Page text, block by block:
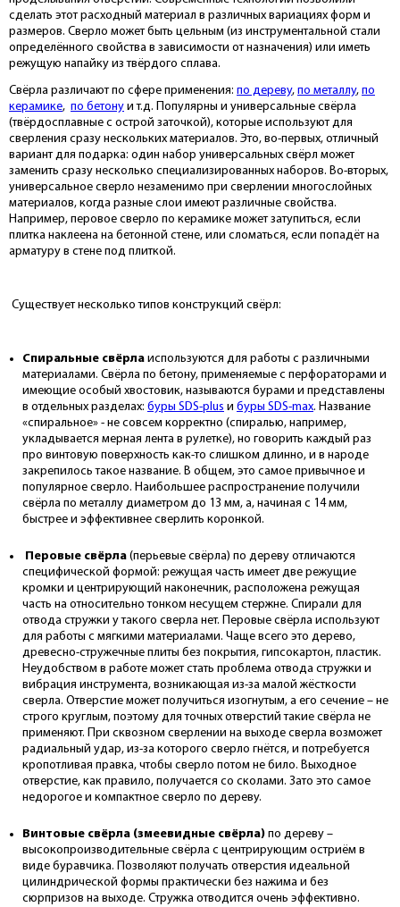
сделать этот расходный материал в различных вариациях форм и
размеров. Сверло может быть цельным (из инструментальной стали
определённого свойства в зависимости от назначения) или иметь
режущую напайку из твёрдого сплава.
Свёрла различают по сфере применения: по дереву, по металлу, по
керамике, по бетону и т.д. Популярны и универсальные свёрла
(твёрдосплавные с острой заточкой), которые используют для
сверления сразу нескольких материалов. Это, во-первых, отличный
вариант для подарка: один набор универсальных свёрл может
заменить сразу несколько специализированных наборов. Во-вторых,
универсальное сверло незаменимо при сверлении многослойных
материалов, когда разные слои имеют различные свойства.
Например, перовое сверло по керамике может затупиться, если
плитка наклеена на бетонной стене, или сломаться, если попадёт на
арматуру в стене под плиткой.
Существует несколько типов конструкций свёрл:
Спиральные свёрла используются для работы с различными
материалами. Свёрла по бетону, применяемые с перфораторами и
имеющие особый хвостовик, называются бурами и представлены
в отдельных разделах: буры SDS-plus и буры SDS-max. Название
«спиральное» - не совсем корректно (спиралью, например,
укладывается мерная лента в рулетке), но говорить каждый раз
про винтовую поверхность как-то слишком длинно, и в народе
закрепилось такое название. В общем, это самое привычное и
популярное сверло. Наибольшее распространение получили
свёрла по металлу диаметром до 13 мм, а, начиная с 14 мм,
быстрее и эффективнее сверлить коронкой.
Перовые свёрла (перьевые свёрла) по дереву отличаются
специфической формой: режущая часть имеет две режущие
кромки и центрирующий наконечник, расположена режущая
часть на относительно тонком несущем стержне. Спирали для
отвода стружки у такого сверла нет. Перовые свёрла используют
для работы с мягкими материалами. Чаще всего это дерево,
древесно-стружечные плиты без покрытия, гипсокартон, пластик.
Неудобством в работе может стать проблема отвода стружки и
вибрация инструмента, возникающая из-за малой жёсткости
сверла. Отверстие может получиться изогнутым, а его сечение – не
строго круглым, поэтому для точных отверстий такие свёрла не
применяют. При сквозном сверлении на выходе сверла возможет
радиальный удар, из-за которого сверло гнётся, и потребуется
кропотливая правка, чтобы сверло потом не било. Выходное
отверстие, как правило, получается со сколами. Зато это самое
недорогое и компактное сверло по дереву.
Винтовые свёрла (змеевидные свёрла) по дереву –
высокопроизводительные свёрла с центрирующим остриём в
виде буравчика. Позволяют получать отверстия идеальной
цилиндрической формы практически без нажима и без
сюрпризов на выходе. Стружка отводится очень эффективно.